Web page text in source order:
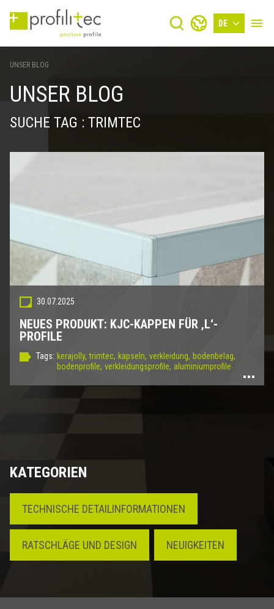
DE
UNSER BLOG
UNSER BLOG
SUCHE TAG : TRIMTEC
30.07.2025
NEUES PRODUKT: KJC-KAPPEN FÜR ‚L‘-
PROFILE
Tags: kerajolly, trimtec, kapseln, verkleidung, bodenbelag,
bodenprofile, verkleidungsprofile, aluminiumprofile
KATEGORIEN
TECHNISCHE DETAILINFORMATIONEN
RATSCHLÄGE UND DESIGN NEUIGKEITEN